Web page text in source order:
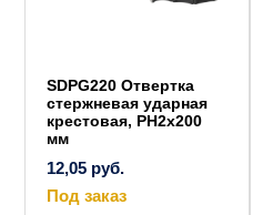
SDPG220 Отвертка
стержневая ударная
крестовая, PH2x200
мм
12,05 руб.
Под заказ